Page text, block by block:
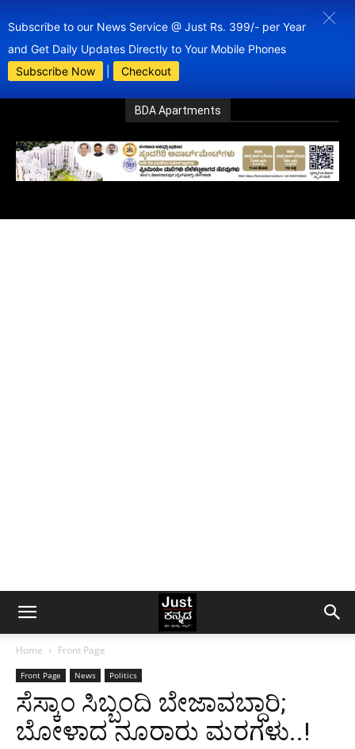
Subscribe to our News Service @ Just Rs. 399/- per Year
and Get Daily Updates Directly to Your Mobile Phones
Subscribe Now
Checkout
BDA Apartments
Home Front Page
Front Page News Politics
ಸೆಸ್ಕಾಂ ಸಿಬ್ಬಂದಿ ಬೇಜಾವಬ್ದಾರಿ;
ಬೋಳಾದ ನೂರಾರು ಮರಗಳು..!